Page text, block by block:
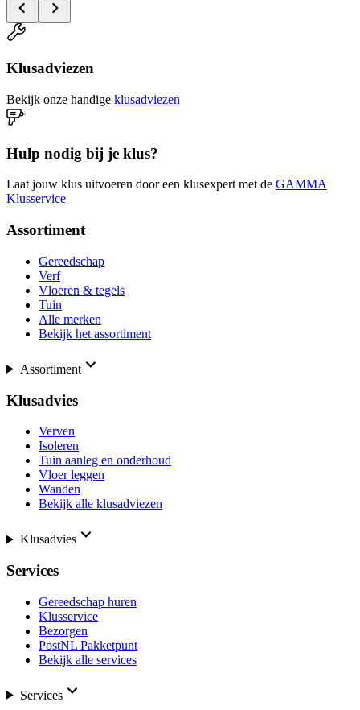
Klusadviezen
Bekijk onze handige klusadviezen
Hulp nodig bij je klus?
Laat jouw klus uitvoeren door een klusexpert met de GAMMA
Klusservice
Assortiment
Gereedschap
Verf
Vloeren & tegels
Tuin
Alle merken
Bekijk het assortiment
Assortiment
Klusadvies
Verven
Isoleren
Tuin aanleg en onderhoud
Vloer leggen
Wanden
Bekijk alle klusadviezen
Klusadvies
Services
Gereedschap huren
Klusservice
Bezorgen
PostNL Pakketpunt
Bekijk alle services
Services